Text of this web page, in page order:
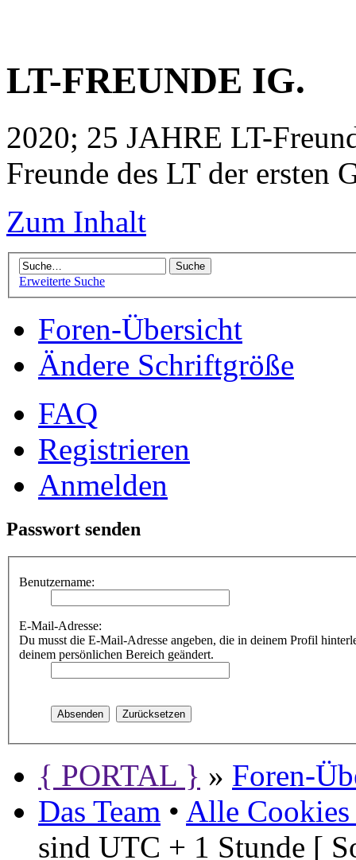
LT-FREUNDE IG.
2020; 25 JAHRE LT-
Freunde des LT der ersten
Zum Inhalt
Erweiterte Suche
Foren-Übersicht
Ändere Schriftgröße
FAQ
Registrieren
Anmelden
Passwort senden
Benutzername:
E-Mail-Adresse:
Du musst die E-Mail-Adresse angeben, die in deinem Profil
deinem persönlichen Bereich geändert.
{ PORTAL } » Foren-
Das Team • Alle Cookies
sind UTC + 1 Stunde [